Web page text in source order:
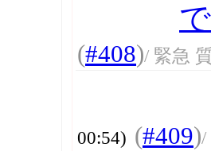
(#408)/ 緊急
00:54) (#409)/